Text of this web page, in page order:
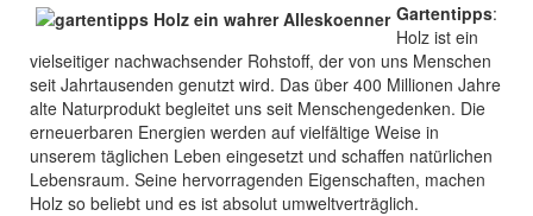
Gartentipps:
Holz ist ein
vielseitiger nachwachsender Rohstoff, der von uns Menschen
seit Jahrtausenden genutzt wird. Das über 400 Millionen Jahre
alte Naturprodukt begleitet uns seit Menschengedenken. Die
erneuerbaren Energien werden auf vielfältige Weise in
unserem täglichen Leben eingesetzt und schaffen natürlichen
Lebensraum. Seine hervorragenden Eigenschaften, machen
Holz so beliebt und es ist absolut umweltverträglich.